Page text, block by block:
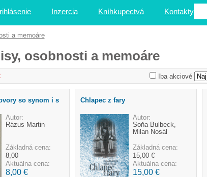
Inzercia Kníhkupectvá Kontakty
osobnosti a memoáre
Iba akciové
so synom i s
Autor:
Rázus Martin
Základná cena:
8,00
Aktuálna cena:
8,00 €
Chlapec z fary
Autor:
Soňa Bulbeck,
Milan Nosál
Základná cena:
15,00 €
Aktuálna cena:
15,00 €
a memoáre